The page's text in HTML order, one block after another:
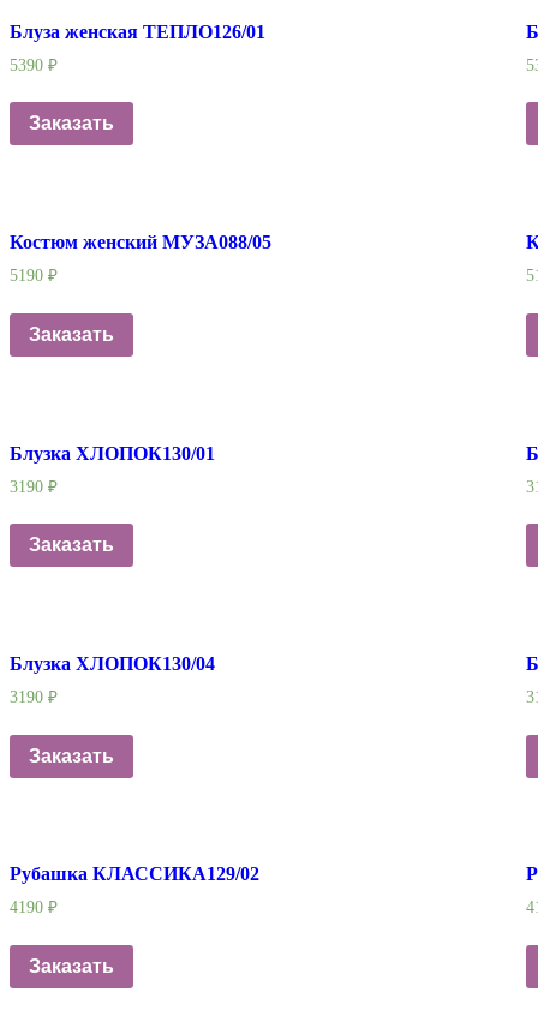
Блуза женская ТЕПЛО126/01
5390 ₽
Заказать
Костюм женский МУЗА088/05
5190 ₽
Заказать
Блузка ХЛОПОК130/01
3190 ₽
Заказать
Блузка ХЛОПОК130/04
3190 ₽
Заказать
Рубашка КЛАССИКА129/02
4190 ₽
Заказать